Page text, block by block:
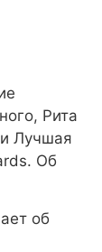
Рита
Лучшая
Об
об